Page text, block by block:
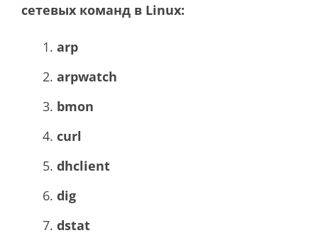
сетевых команд в Linux:
arp
arpwatch
bmon
curl
dhclient
dig
dstat